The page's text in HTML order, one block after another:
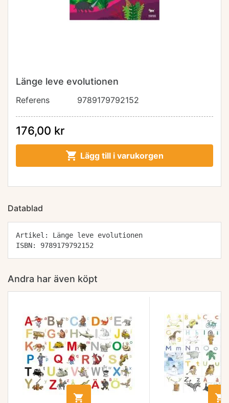
Länge leve evolutionen
Referens 9789179792152
176,00 kr
 Lägg till i varukorgen
Datablad
Artikel: Länge leve evolutionen
ISBN: 9789179792152
Andra har även köpt
 